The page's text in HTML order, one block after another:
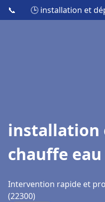
📞 🕒 installation et
installation
chauffe
Intervention rapide et
(22300)